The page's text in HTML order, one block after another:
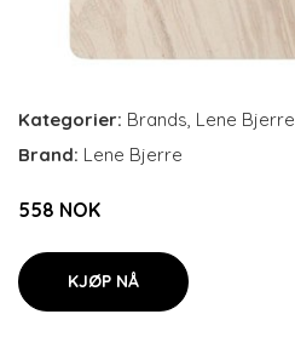
Kategorier: Brands, Lene Bjerre
Brand: Lene Bjerre
558 NOK
KJØP NÅ